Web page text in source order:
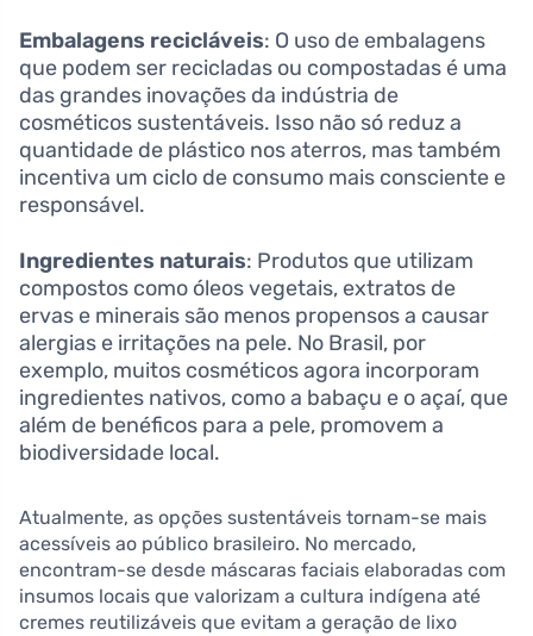
Embalagens recicláveis: O uso de embalagens
que podem ser recicladas ou compostadas é uma
das grandes inovações da indústria de
cosméticos sustentáveis. Isso não só reduz a
quantidade de plástico nos aterros, mas também
incentiva um ciclo de consumo mais consciente e
responsável.
Ingredientes naturais: Produtos que utilizam
compostos como óleos vegetais, extratos de
ervas e minerais são menos propensos a causar
alergias e irritações na pele. No Brasil, por
exemplo, muitos cosméticos agora incorporam
ingredientes nativos, como a babaçu e o açaí, que
além de benéficos para a pele, promovem a
biodiversidade local.
Atualmente, as opções sustentáveis tornam-se mais
acessíveis ao público brasileiro. No mercado,
encontram-se desde máscaras faciais elaboradas com
insumos locais que valorizam a cultura indígena até
cremes reutilizáveis que evitam a geração de lixo